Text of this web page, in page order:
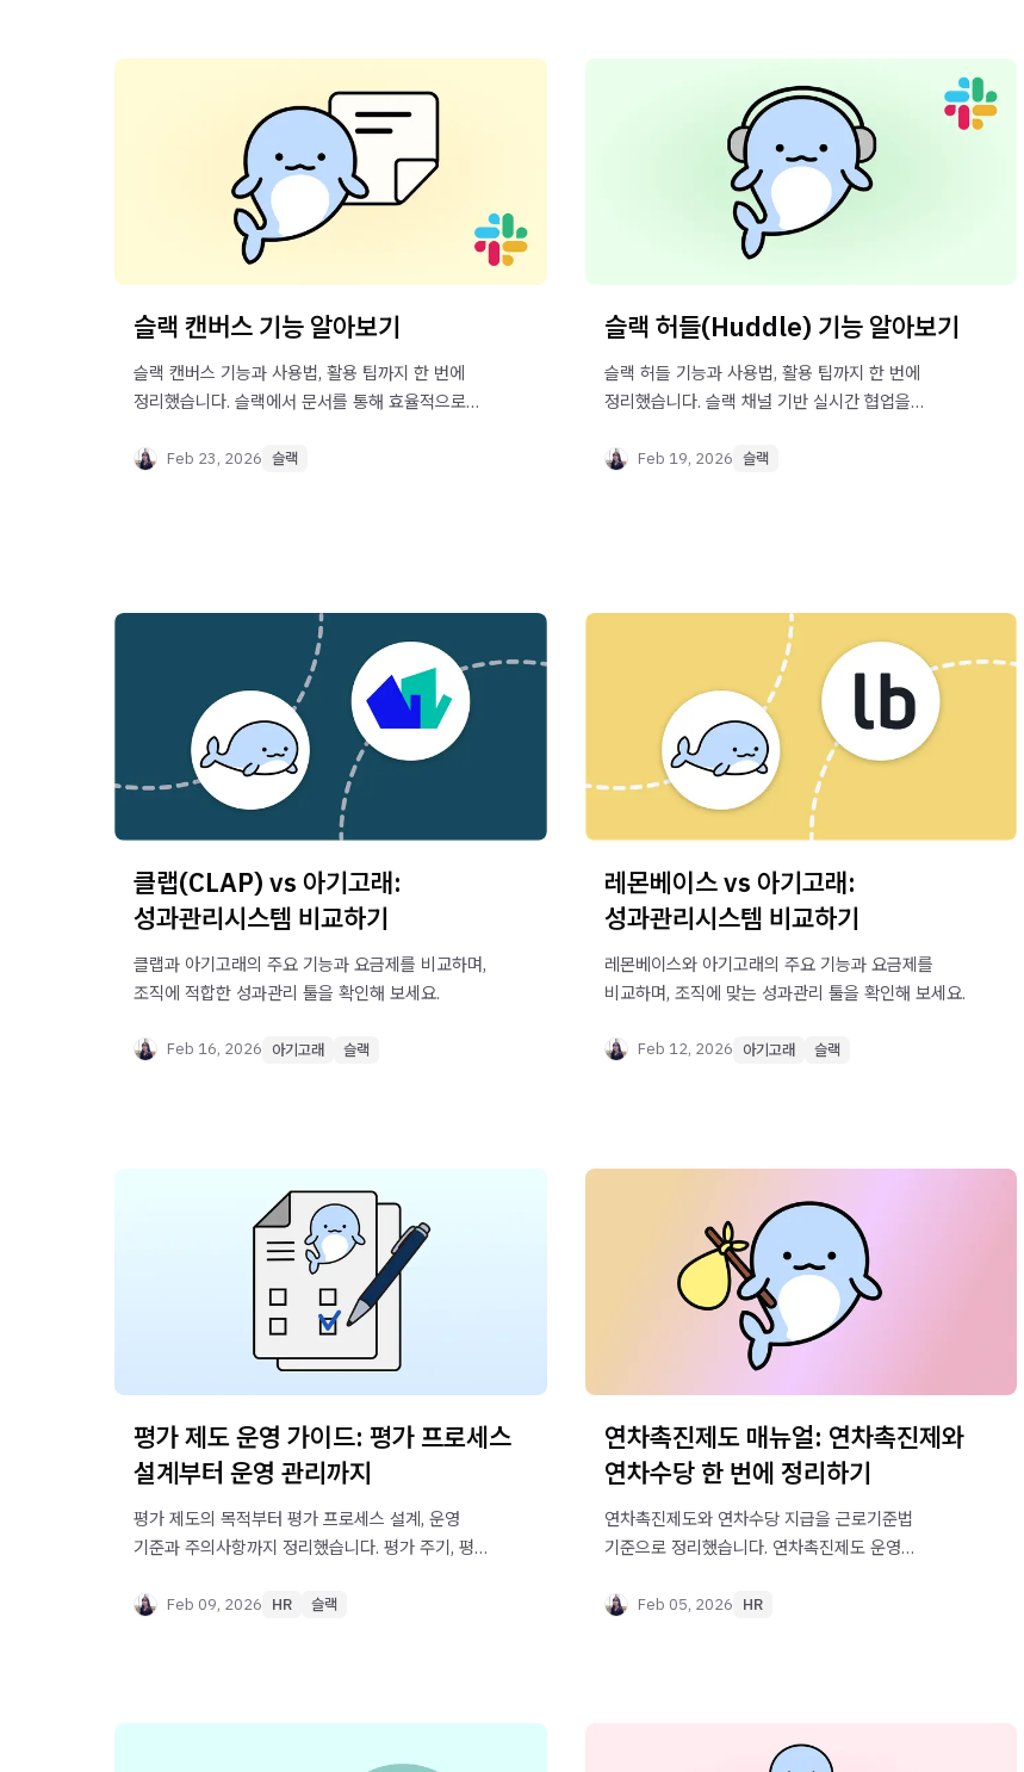
슬랙 캔버스 기능 알아보기
슬랙 캔버스 기능과 사용법, 활용 팁까지 한 번에
정리했습니다. 슬랙에서 문서를 통해 효율적으로
Feb 23, 2026 슬랙
슬랙 허들(Huddle) 기능 알아보기
슬랙 허들 기능과 사용법, 활용 팁까지 한 번에
정리했습니다. 슬랙 채널 기반 실시간 협업을
Feb 19, 2026 슬랙
클랩(CLAP) vs 아기고래:
성과관리시스템 비교하기
클랩과 아기고래의 주요 기능과 요금제를 비교하며,
조직에 적합한 성과관리 툴을 확인해 보세요.
Feb 16, 2026 아기고래 슬랙
레몬베이스 vs 아기고래:
성과관리시스템 비교하기
레몬베이스와 아기고래의 주요 기능과 요금제를
비교하며, 조직에 맞는 성과관리 툴을 확인해 보세요.
Feb 12, 2026 아기고래 슬랙
평가 제도 운영 가이드: 평가 프로세스
설계부터 운영 관리까지
평가 제도의 목적부터 평가 프로세스 설계, 운영
기준과 주의사항까지 정리했습니다. 평가 주기, 평가
필요한 요소를 살펴보세요.
Feb 09, 2026 HR 슬랙
연차촉진제도 매뉴얼: 연차촉진제와
연차수당 한 번에 정리하기
연차촉진제도와 연차수당 지급을 근로기준법
기준으로 정리했습니다. 연차촉진제도 운영
계산 방법까지 확인해 보세요.
Feb 05, 2026 HR